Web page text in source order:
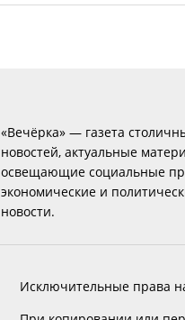
«Вечёрка» — газета
новостей, актуальные
освещающие социальные
экономические и
новости.
Исключительные права